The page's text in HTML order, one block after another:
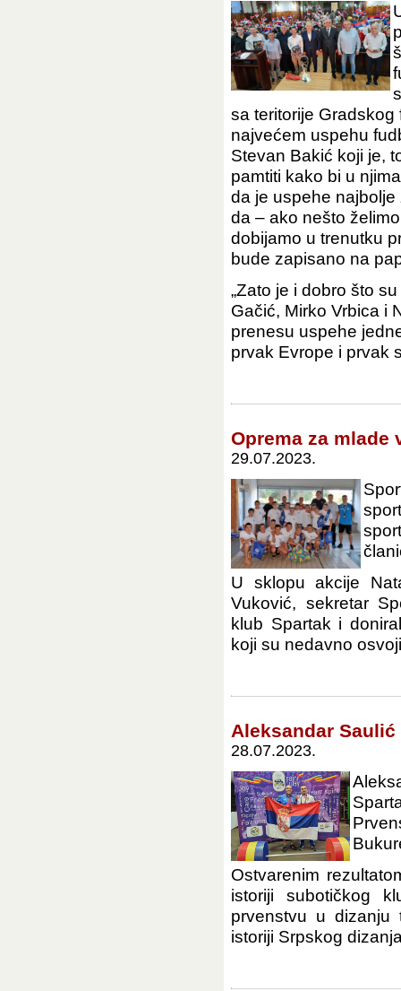
sa teritorije
najvećem uspehu
Stevan Bakić koji je,
pamtiti kako bi u
da je uspehe
da – ako nešto
dobijamo u trenutku
bude zapisano na
„Zato je i dobro što
Gačić, Mirko Vrbica i
prenesu uspehe
prvak Evrope i prvak
Oprema za mlade
29.07.2023.
U sklopu akcije
Vuković, sekretar
klub Spartak i
koji su nedavno
Aleksandar
28.07.2023.
Ostvarenim
istoriji subotičkog
prvenstvu u
istoriji Srpskog